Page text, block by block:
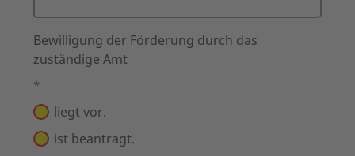
Bewilligung der Förderung durch das
zuständige Amt
*
liegt vor.
ist beantragt.